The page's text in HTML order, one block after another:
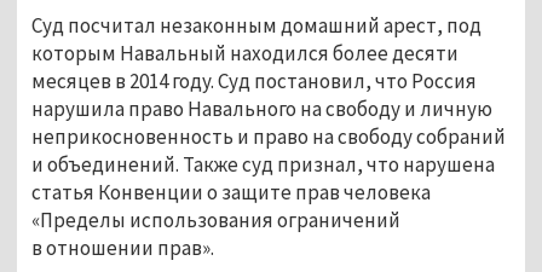
Суд посчитал незаконным домашний арест, под
которым Навальный находился более десяти
месяцев в 2014 году. Суд постановил, что Россия
нарушила право Навального на свободу и личную
неприкосновенность и право на свободу собраний
и объединений. Также суд признал, что нарушена
статья Конвенции о защите прав человека
«Пределы использования ограничений
в отношении прав».